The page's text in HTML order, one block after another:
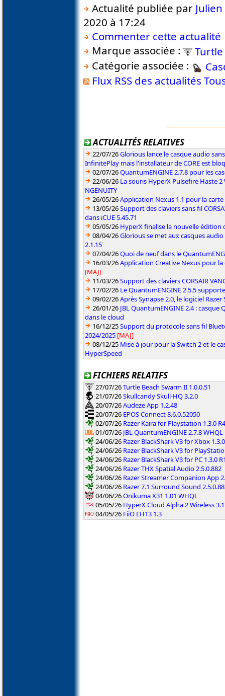
Actualité publiée par
2020 à 17:24
Commenter cette actualité
Marque associée :
Catégorie associée :
Flux RSS des actualités
ACTUALITÉS RELATIVES
22/07/26Glorious lance le casque audio
InfinitePlay mais l'installateur de CORE est
02/07/26QuantumENGINE 2.7.8 pour les
22/06/26 La souris HyperX Pulsefire Haste
NGENUITY
26/05/26Application Nexus 1.1 pour la
13/05/26Support des claviers sans fil
dans iCUE 5.45.71
05/05/26 HyperX finalise la nouvelle édition
08/04/26Glorious se met aux casques audio
2.1.15
07/04/26Quoi de neuf dans le
16/03/26Application Creative Nexus pour
[MAJ]
11/03/26Support des claviers CORSAIR
17/02/26 Le QuantumENGINE 2.5.5
09/02/26Après Synapse 2.0, le logiciel
26/01/26 JBL QuantumENGINE 2.4 :
dans le cloud
16/12/25Support du protocole sans fil
2024/2025 [MAJ]
08/12/25 Mise à jour pour la Switch 2 et le
HyperSpeed
FICHIERS RELATIFS
27/07/26Turtle Beach Swarm II 1.0.0.51
21/07/26Skullcandy Skull-HQ 3.2.0
20/07/26Audeze App 1.2.48
20/07/26 EPOS Connect 8.6.0.52050
02/07/26 Razer Kaira for Playstation 1.3.0 R4
01/07/26 JBL QuantumENGINE 2.7.8 WHQL
24/06/26 Razer BlackShark V3 for Xbox
24/06/26 Razer BlackShark V3 for
24/06/26 Razer BlackShark V3 for PC 1.3.0
24/06/26 Razer THX Spatial Audio 2.5.0.882
24/06/26 Razer Streamer Companion App
24/06/26 Razer 7.1 Surround Sound
04/06/26Onikuma X31 1.01 WHQL
05/05/26 HyperX Cloud Alpha 2 Wireless
04/05/26 FiiO EH13 1.3